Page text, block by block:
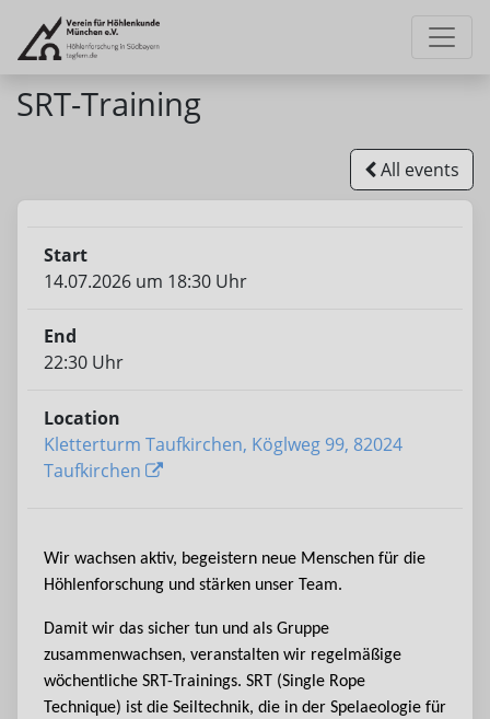
SRT-Training
All events
Start
14.07.2026 um 18:30 Uhr
End
22:30 Uhr
Location
Kletterturm Taufkirchen, Köglweg 99, 82024
Taufkirchen
Wir wachsen aktiv, begeistern neue Menschen für die
Höhlenforschung und stärken unser Team.
Damit wir das sicher tun und als Gruppe
zusammenwachsen, veranstalten wir regelmäßige
wöchentliche SRT-Trainings. SRT (Single Rope
Technique) ist die Seiltechnik, die in der Spelaeologie für